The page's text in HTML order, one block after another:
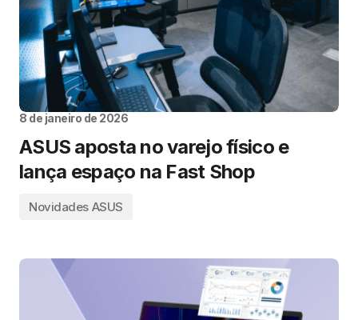
8 de janeiro de 2026
ASUS aposta no varejo físico e
lança espaço na Fast Shop
Novidades ASUS